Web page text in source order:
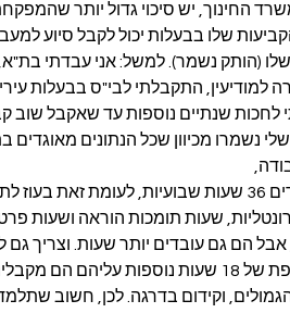
החינוך, יש סיכוי גדול יותר
שלו בבעלות יכול לקבל סיוע
שלו (הותק נשמר). למשל: אני עבדתי
למודיעין, התקבלתי לבי"ס בבעלות
שנתיים נוספות עד שאקבל שוב
נשמרו מכיוון שכל הנתונים מאוגדים
שעות תומכות הוראה ושעות
אבל הם גם עובדים יותר שעות. וצריך
תוספת שכר.
וקידום בדרגה. לכן, חשוב